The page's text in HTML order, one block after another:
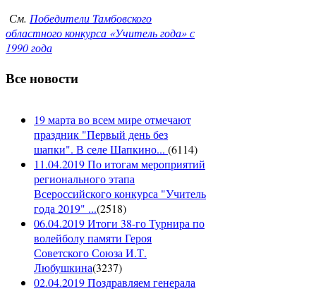
См. Победители Тамбовского
областного конкурса «Учитель года» с
1990 года
Все новости
19 марта во всем мире отмечают
праздник "Первый день без
шапки". В селе Шапкино... (6114)
11.04.2019 По итогам мероприятий
регионального этапа
Всероссийского конкурса "Учитель
года 2019" ...(2518)
06.04.2019 Итоги 38-го Турнира по
волейболу памяти Героя
Советского Союза И.Т.
Любушкина(3237)
02.04.2019 Поздравляем генерала